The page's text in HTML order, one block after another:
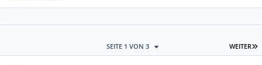
WEITER
SEITE 1 VON 3